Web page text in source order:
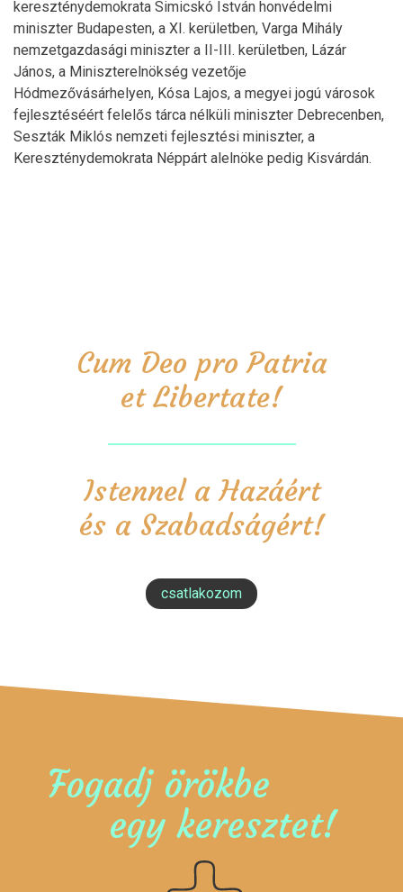
kereszténydemokrata Simicskó István honvédelmi
miniszter Budapesten, a XI. kerületben, Varga Mihály
nemzetgazdasági miniszter a II-III. kerületben, Lázár
János, a Miniszterelnökség vezetője
Hódmezővásárhelyen, Kósa Lajos, a megyei jogú városok
fejlesztéséért felelős tárca nélküli miniszter Debrecenben,
Seszták Miklós nemzeti fejlesztési miniszter, a
Kereszténydemokrata Néppárt alelnöke pedig Kisvárdán.
Cum Deo pro Patria
et Libertate!
Istennel a Hazáért
és a Szabadságért!
csatlakozom
Fogadj örökbe
egy keresztet!